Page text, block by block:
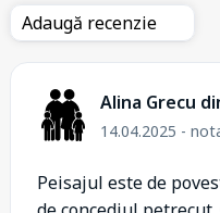
Adaugă recenzie
Alina Grecu
14.04.2025 -
Peisajul este de